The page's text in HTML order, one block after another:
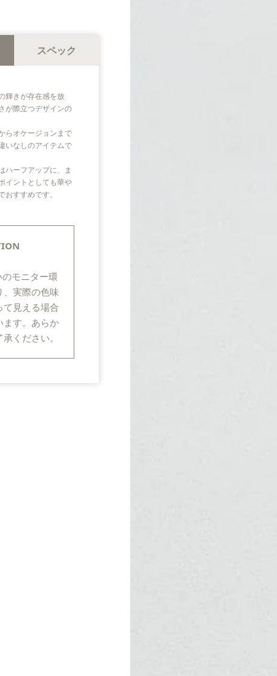
スペック
輝きが存在感を放
が際立つデザインの
らオケージョンまで
いなしのアイテムで
ハーフアップに、ま
イントとしても華や
おすすめです。
モニター環
、実際の色味
て見える場合
ます。あらか
ください。